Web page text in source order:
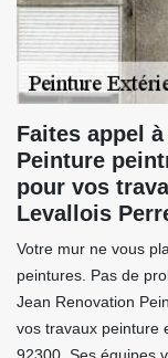
Faites appel
Peinture
pour vos
Levallois
Votre mur ne vous
peintures. Pas de
Jean Renovation
vos travaux peinture